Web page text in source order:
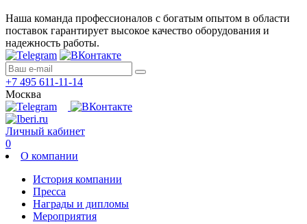
Наша команда профессионалов с богатым опытом в области
поставок гарантирует высокое качество оборудования и
надежность работы.
+7 495 611-11-14
Москва
Личный кабинет
0
О компании
История компании
Пресса
Награды и дипломы
Мероприятия